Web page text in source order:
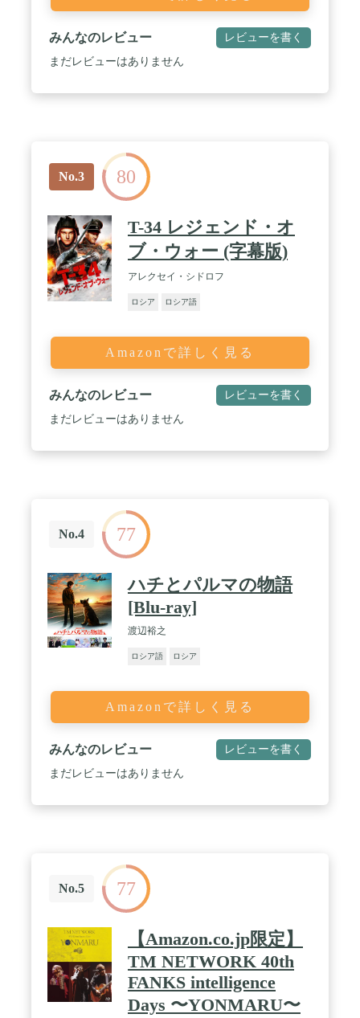
みんなのレビュー レビューを書く
まだレビューはありません
No.3 80
T-34 レジェンド・オ
ブ・ウォー (字幕版)
アレクセイ・シドロフ
ロシア ロシア語
Amazonで詳しく見る
みんなのレビュー レビューを書く
まだレビューはありません
No.4 77
ハチとパルマの物語
[Blu-ray]
渡辺裕之
ロシア語 ロシア
Amazonで詳しく見る
みんなのレビュー レビューを書く
まだレビューはありません
No.5 77
【Amazon.co.jp限定】
TM NETWORK 40th
FANKS intelligence
Days 〜YONMARU〜